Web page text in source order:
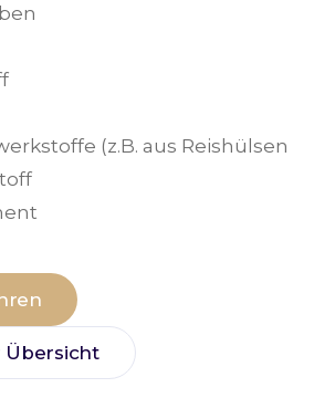
(z.B. aus Reishülsen
Übersicht